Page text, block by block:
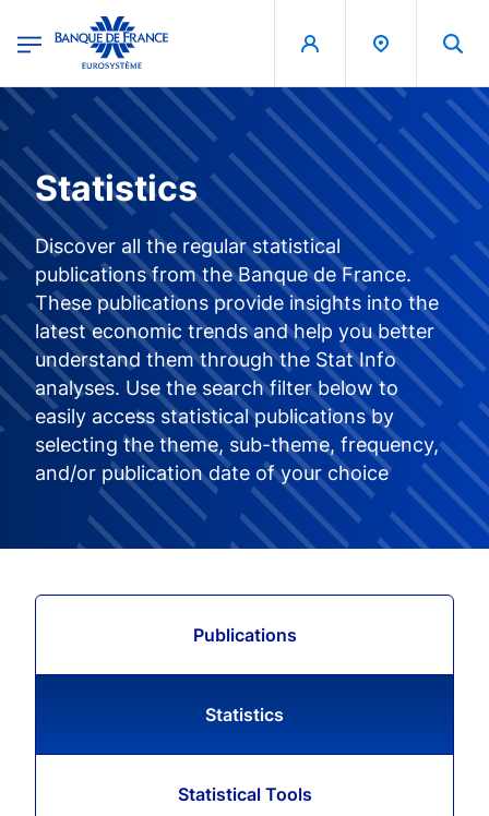
Banque de France - Menu Principal
Statistics
Discover all the regular statistical
publications from the Banque de France.
These publications provide insights into the
latest economic trends and help you better
understand them through the Stat Info
analyses. Use the search filter below to
easily access statistical publications by
selecting the theme, sub-theme, frequency,
and/or publication date of your choice
Publications
Statistics
Statistical Tools